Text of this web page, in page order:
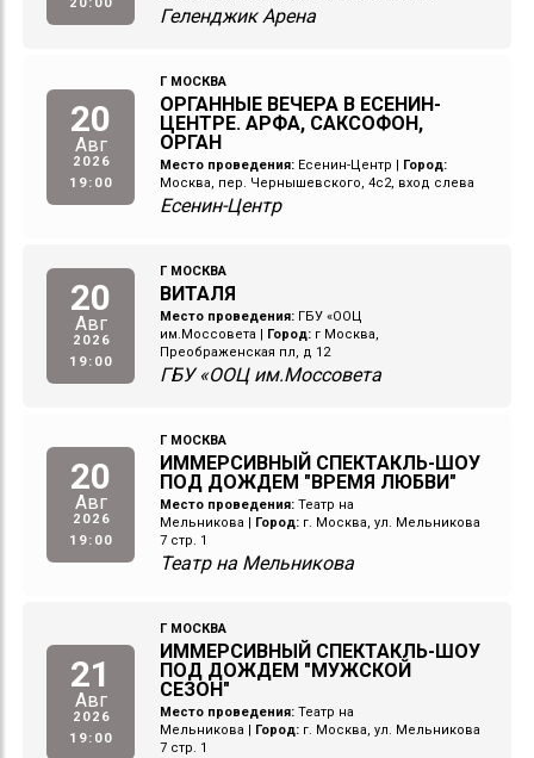
Геленджик Арена
20
Авг
2026
19:00
Г МОСКВА
ОРГАННЫЕ ВЕЧЕРА В ЕСЕНИН-
ЦЕНТРЕ. АРФА, САКСОФОН,
ОРГАН
Место проведения: Есенин-Центр
Город:
Москва, пер. Чернышевского, 4с2, вход слева
Есенин-Центр
20
Авг
2026
19:00
Г МОСКВА
ВИТАЛЯ
Место проведения: ГБУ «ООЦ
им.Моссовета
Город: г Москва,
Преображенская пл, д 12
ГБУ «ООЦ им.Моссовета
20
Авг
2026
19:00
Г МОСКВА
ИММЕРСИВНЫЙ СПЕКТАКЛЬ-ШОУ
ПОД ДОЖДЕМ "ВРЕМЯ ЛЮБВИ"
Место проведения: Театр на
Мельникова
Город: г. Москва, ул. Мельникова
7 стр. 1
Театр на Мельникова
21
Авг
2026
19:00
Г МОСКВА
ИММЕРСИВНЫЙ СПЕКТАКЛЬ-ШОУ
ПОД ДОЖДЕМ "МУЖСКОЙ
СЕЗОН"
Место проведения: Театр на
Мельникова
Город: г. Москва, ул. Мельникова
7 стр. 1